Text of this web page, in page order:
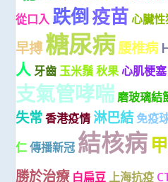
從口入 跌倒疫苗 心臟
早搏糖尿病腰椎病
人 牙齒 玉米鬚 秋果心肌梗塞
支氣管哮喘 磨玻璃結
失常 香港疫情 淋巴結免疫
仁 傳播新冠 結核病
勝於治療 白扁豆 上海抗疫